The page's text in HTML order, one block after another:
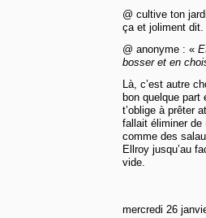
@ cultive ton
ça et joliment dit.
@ anonyme : «
bosser et en
Là, c’est autre
bon quelque
t’oblige à prêter
fallait éliminer de
comme des
Ellroy jusqu’au
vide.
mercredi 26